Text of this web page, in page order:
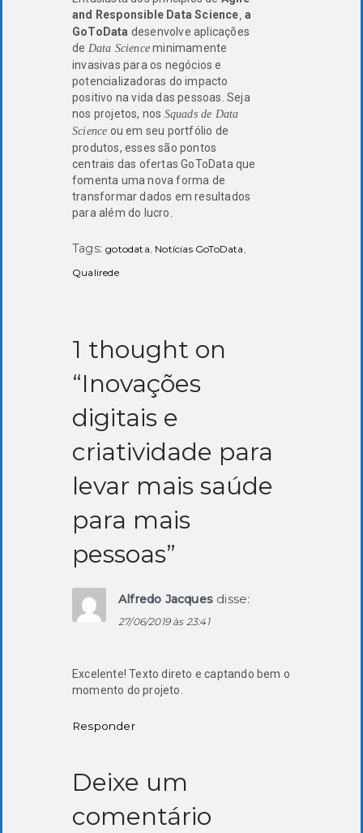
and Responsible Data Science, a
GoToData desenvolve aplicações
de Data Science minimamente
invasivas para os negócios e
potencializadoras do impacto
positivo na vida das pessoas. Seja
nos projetos, nos Squads de Data
Science ou em seu portfólio de
produtos, esses são pontos
centrais das ofertas GoToData que
fomenta uma nova forma de
transformar dados em resultados
para além do lucro.
Tags:gotodata, Notícias GoToData,
Qualirede
1 thought on
“Inovações
digitais e
criatividade para
levar mais saúde
para mais
pessoas”
Alfredo Jacques disse:
27/06/2019 às 23:41
Excelente! Texto direto e captando bem o
momento do projeto.
Responder
Deixe um
comentário